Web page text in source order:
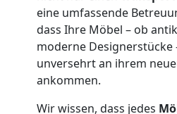
eine umfassende
dass Ihre Möbel – ob
moderne Designerstücke
unversehrt an ihrem
ankommen.
Wir wissen, dass jedes
LKW
Möbellift